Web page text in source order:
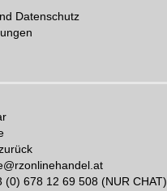
Datenschutz
(0) 678 12 69 508 (NUR CHAT)